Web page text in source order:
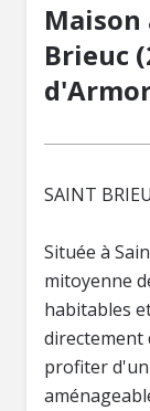
Maison
Brieuc
SAINT
Située à
mitoyenne
habitables
directement
profiter